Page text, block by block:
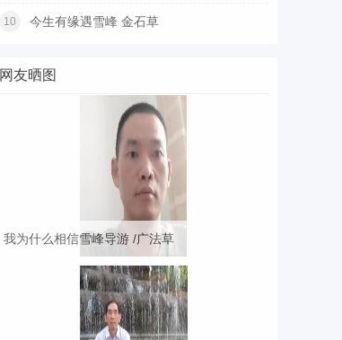
10 今生有缘遇雪峰 金石草
网友晒图
我为什么相信雪峰导游 /广法草